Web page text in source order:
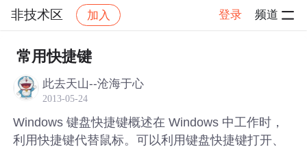
非技术区 加入 登录 频道
社区 非技术区
常用快捷键
此去天山--沧海于心
2013-05-24
Windows 键盘快捷键概述在 Windows 中工作时，
利用快捷键代替鼠标。可以利用键盘快捷键打开、